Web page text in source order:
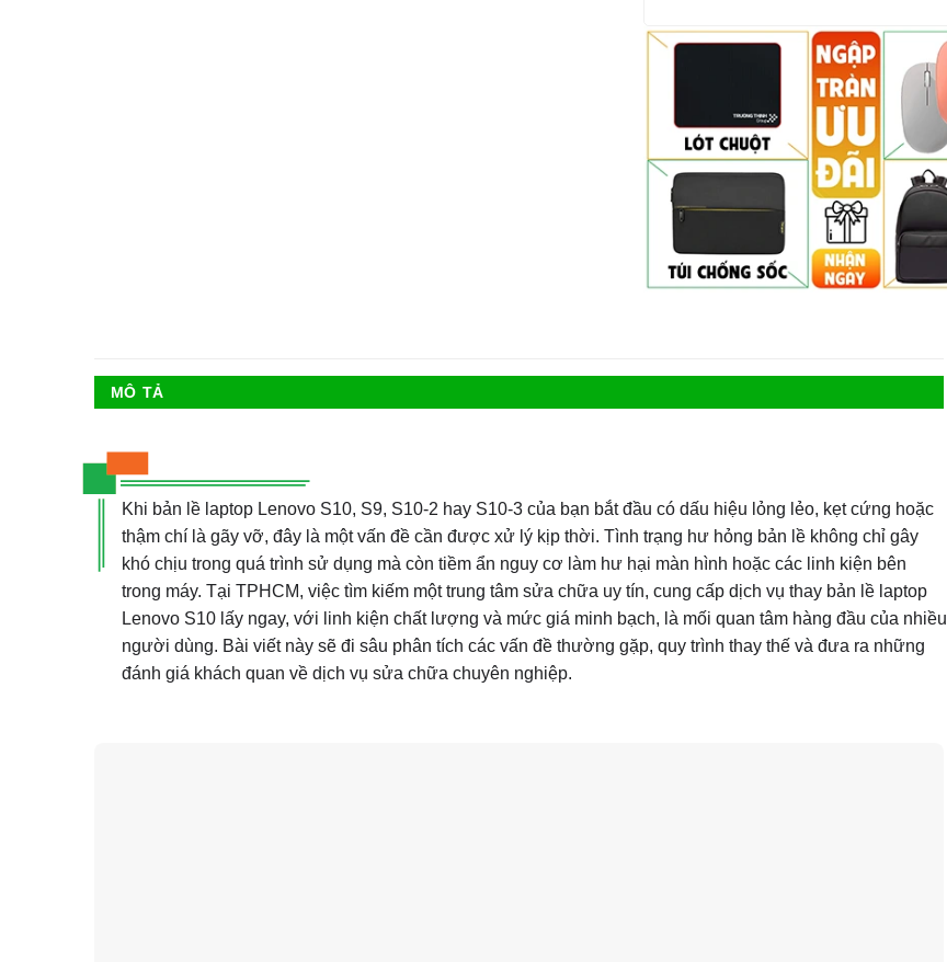
MÔ TẢ
Khi bản lề laptop Lenovo S10, S9, S10-2 hay S10-3 của bạn bắt đầu có dấu hiệu lỏng lẻo, kẹt cứng hoặc
thậm chí là gãy vỡ, đây là một vấn đề cần được xử lý kịp thời. Tình trạng hư hỏng bản lề không chỉ gây
khó chịu trong quá trình sử dụng mà còn tiềm ẩn nguy cơ làm hư hại màn hình hoặc các linh kiện bên
trong máy. Tại TPHCM, việc tìm kiếm một trung tâm sửa chữa uy tín, cung cấp dịch vụ thay bản lề laptop
Lenovo S10 lấy ngay, với linh kiện chất lượng và mức giá minh bạch, là mối quan tâm hàng đầu của nhiều
người dùng. Bài viết này sẽ đi sâu phân tích các vấn đề thường gặp, quy trình thay thế và đưa ra những
đánh giá khách quan về dịch vụ sửa chữa chuyên nghiệp.